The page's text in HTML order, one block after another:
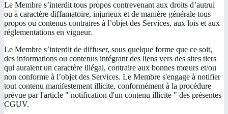
Le Membre s’interdit tous propos contrevenant aux droits d’autrui
ou à caractère diffamatoire, injurieux et de manière générale tous
propos ou contenus contraires à l’objet des Services, aux lois et aux
réglementations en vigueur.
Le Membre s’interdit de diffuser, sous quelque forme que ce soit,
des informations ou contenus intégrant des liens vers des sites tiers
qui auraient un caractère illégal, contraire aux bonnes mœurs et/ou
non conforme à l’objet des Services. Le Membre s'engage à notifier
tout contenu manifestement illicite, conformément à la procédure
prévue par l'article " notification d'un contenu illicite " des présentes
CGUV.